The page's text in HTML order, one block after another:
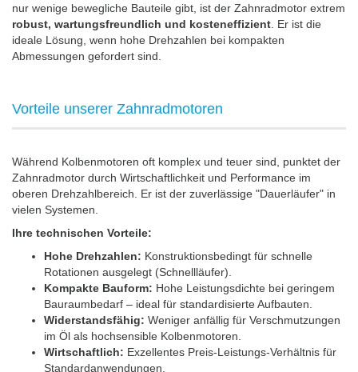
nur wenige bewegliche Bauteile gibt, ist der Zahnradmotor extrem
robust, wartungsfreundlich und kosteneffizient . Er ist die
ideale Lösung, wenn hohe Drehzahlen bei kompakten
Abmessungen gefordert sind.
Vorteile unserer Zahnradmotoren
Während Kolbenmotoren oft komplex und teuer sind, punktet der
Zahnradmotor durch Wirtschaftlichkeit und Performance im
oberen Drehzahlbereich. Er ist der zuverlässige "Dauerläufer" in
vielen Systemen.
Ihre technischen Vorteile:
Hohe Drehzahlen: Konstruktionsbedingt für schnelle
Rotationen ausgelegt (Schnellläufer).
Kompakte Bauform: Hohe Leistungsdichte bei geringem
Bauraumbedarf – ideal für standardisierte Aufbauten.
Widerstandsfähig: Weniger anfällig für Verschmutzungen
im Öl als hochsensible Kolbenmotoren.
Wirtschaftlich: Exzellentes Preis-Leistungs-Verhältnis für
Standardanwendungen.